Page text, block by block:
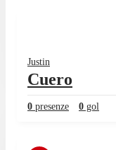
Justin
Cuero
0 presenze 0 gol